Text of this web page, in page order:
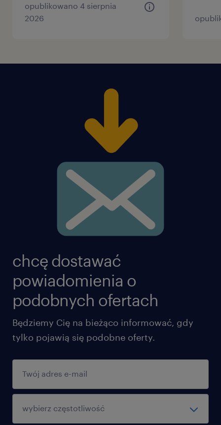
opublikowano 4 sierpnia
2026
chcę dostawać
powiadomienia o
podobnych ofertach
Będziemy Cię na bieżąco informować, gdy
tylko pojawią się podobne oferty.